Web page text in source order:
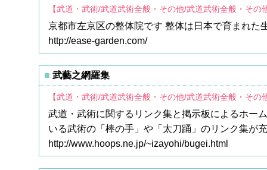
【武道・武術/武道武術全般・その他/武道武術全般・その
京都市左京区の整体院です 整体は日本で育まれた
http://ease-garden.com/
武藝之網羅集
【武道・武術/武道武術全般・その他/武道武術全般・その
武道・武術に関するリンク集と掲示板によるホー
いる武術の「棒の手」や「太刀踊」のリンク集が
http://www.hoops.ne.jp/~izayohi/bugei.html